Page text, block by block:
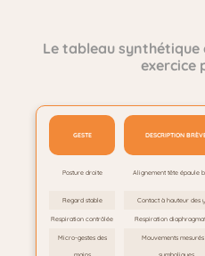
Le tableau synthétique
exercice
GESTE DESCRIPTION
Posture droite Alignement tête épaule
Regard stable Contact à hauteur des
Respiration contrôlée Respiration
Micro-gestes des Mouvements mesurés